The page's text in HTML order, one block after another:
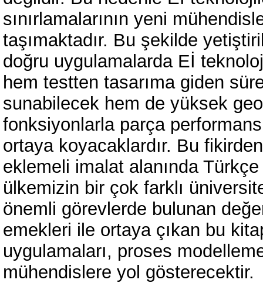
sınırlamalarının yeni
taşımaktadır. Bu şekilde
doğru uygulamalarda Eİ
hem testten tasarıma giden
sunabilecek hem de yüksek
fonksiyonlarla parça
ortaya koyacaklardır. Bu
eklemeli imalat alanında
ülkemizin bir çok farklı
önemli görevlerde bulunan
emekleri ile ortaya çıkan bu
uygulamaları, proses
mühendislere yol gösterecektir.